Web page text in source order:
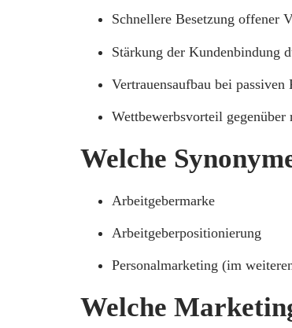
Schnellere Besetzung offener
Stärkung der Kundenbindung
Vertrauensaufbau bei passiven
Wettbewerbsvorteil
Welche
Arbeitgebermarke
Arbeitgeberpositionierung
Personalmarketing (im
Welche